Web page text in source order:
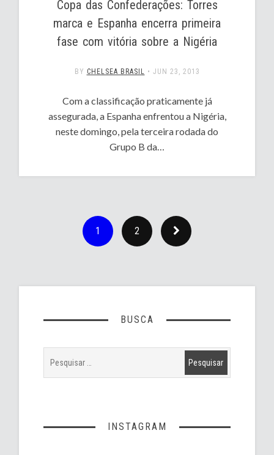
Copa das Confederações: Torres
marca e Espanha encerra primeira
fase com vitória sobre a Nigéria
BY CHELSEA BRASIL • JUN 23, 2013
Com a classificação praticamente já
assegurada, a Espanha enfrentou a Nigéria,
neste domingo, pela terceira rodada do
Grupo B da…
1 2
BUSCA
INSTAGRAM